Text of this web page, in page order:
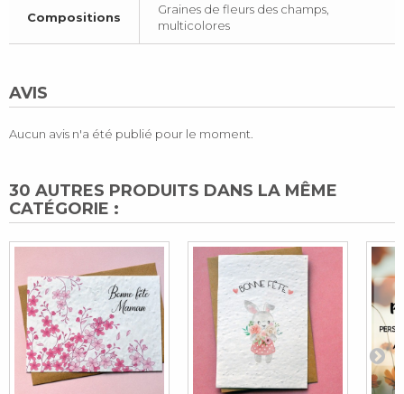
Compositions
Graines de fleurs des champs,
multicolores
AVIS
Aucun avis n'a été publié pour le moment.
30 AUTRES PRODUITS DANS LA MÊME
CATÉGORIE :